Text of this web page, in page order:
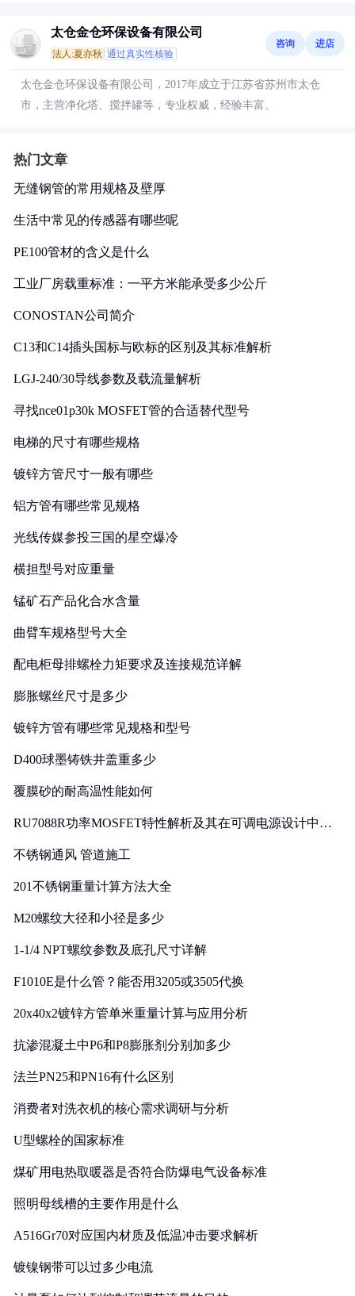
太仓金仓环保设备有限公司
法人:夏亦秋 通过真实性核验
咨询 进店
太仓金仓环保设备有限公司，2017年成立于江苏省苏州市太仓
市，主营净化塔、搅拌罐等，专业权威，经验丰富。
热门文章
无缝钢管的常用规格及壁厚
生活中常见的传感器有哪些呢
PE100管材的含义是什么
工业厂房载重标准：一平方米能承受多少公斤
CONOSTAN公司简介
C13和C14插头国标与欧标的区别及其标准解析
LGJ-240/30导线参数及载流量解析
寻找nce01p30k MOSFET管的合适替代型号
电梯的尺寸有哪些规格
镀锌方管尺寸一般有哪些
铝方管有哪些常见规格
光线传媒参投三国的星空爆冷
横担型号对应重量
锰矿石产品化合水含量
曲臂车规格型号大全
配电柜母排螺栓力矩要求及连接规范详解
膨胀螺丝尺寸是多少
镀锌方管有哪些常见规格和型号
D400球墨铸铁井盖重多少
覆膜砂的耐高温性能如何
RU7088R功率MOSFET特性解析及其在可调电源设计中的
不锈钢通风 管道施工
201不锈钢重量计算方法大全
M20螺纹大径和小径是多少
1-1/4 NPT螺纹参数及底孔尺寸详解
F1010E是什么管？能否用3205或3505代换
20x40x2镀锌方管单米重量计算与应用分析
抗渗混凝土中P6和P8膨胀剂分别加多少
法兰PN25和PN16有什么区别
消费者对洗衣机的核心需求调研与分析
U型螺栓的国家标准
煤矿用电热取暖器是否符合防爆电气设备标准
照明母线槽的主要作用是什么
A516Gr70对应国内材质及低温冲击要求解析
镀镍钢带可以过多少电流